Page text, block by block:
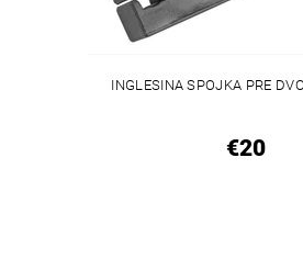
INGLESINA SPOJKA PRE
€20